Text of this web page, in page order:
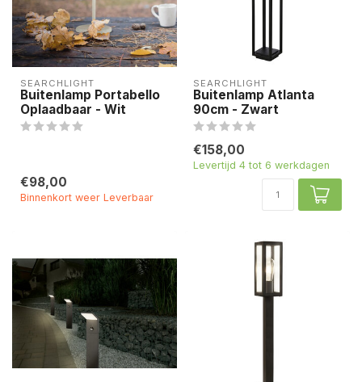
SEARCHLIGHT
Buitenlamp Portabello
Oplaadbaar - Wit
€98,00
Binnenkort weer Leverbaar
SEARCHLIGHT
Buitenlamp Atlanta
90cm - Zwart
€158,00
Levertijd 4 tot 6 werkdagen